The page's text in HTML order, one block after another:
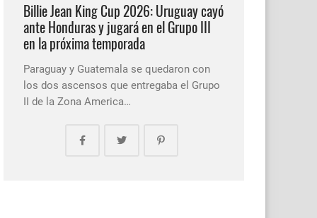
Billie Jean King Cup 2026: Uruguay cayó
ante Honduras y jugará en el Grupo III
en la próxima temporada
Paraguay y Guatemala se quedaron con
los dos ascensos que entregaba el Grupo
II de la Zona America…